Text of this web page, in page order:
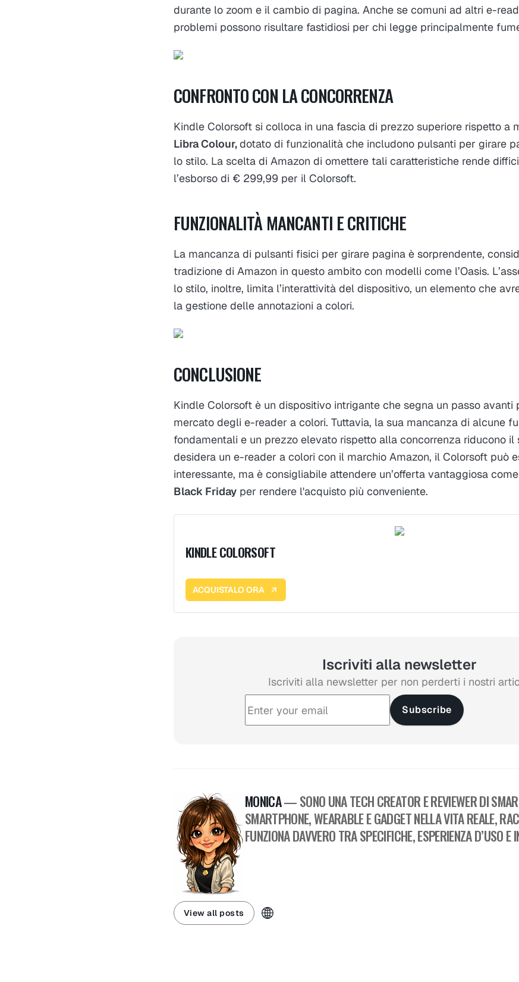
durante lo zoom e il cambio di pagina. Anche se comuni ad altri e-
problemi possono risultare fastidiosi per chi legge principalmente
CONFRONTO CON LA CONCORRENZA
Kindle Colorsoft si colloca in una fascia di prezzo superiore rispetto a
Libra Colour,dotato di funzionalità che includono pulsanti per girare
lo stilo. La scelta di Amazon di omettere tali caratteristiche rende
l’esborso di € 299,99 per il Colorsoft.
FUNZIONALITÀ MANCANTI E CRITICHE
La mancanza di pulsanti fisici per girare pagina è sorprendente,
tradizione di Amazon in questo ambito con modelli come l’Oasis.
lo stilo, inoltre, limita l’interattività del dispositivo, un elemento che
la gestione delle annotazioni a colori.
CONCLUSIONE
Kindle Colorsoft è un dispositivo intrigante che segna un passo avanti
mercato degli e-reader a colori. Tuttavia, la sua mancanza di alcune
fondamentali e un prezzo elevato rispetto alla concorrenza riducono il
desidera un e-reader a colori con il marchio Amazon, il Colorsoft può
interessante, ma è consigliabile attendere un’offerta vantaggiosa
Black Friday per rendere l'acquisto più conveniente.
KINDLE COLORSOFT
ACQUISTALO ORA
Iscriviti alla newsletter
Iscriviti alla newsletter per non perderti i nostri
Subscribe
MONICA— SONO UNA TECH CREATOR E REVIEWER DI
SMARTPHONE, WEARABLE E GADGET NELLA VITA REALE,
FUNZIONA DAVVERO TRA SPECIFICHE, ESPERIENZA D’USO E
View all posts